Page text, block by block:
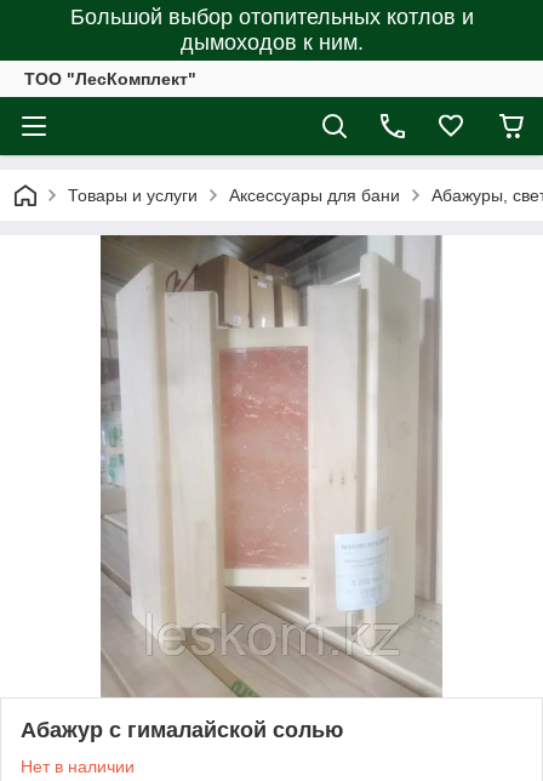
Большой выбор отопительных котлов и
дымоходов к ним.
ТОО "ЛесКомплект"
Товары и услуги Аксессуары для бани Абажуры,
Абажур с гималайской солью
Нет в наличии